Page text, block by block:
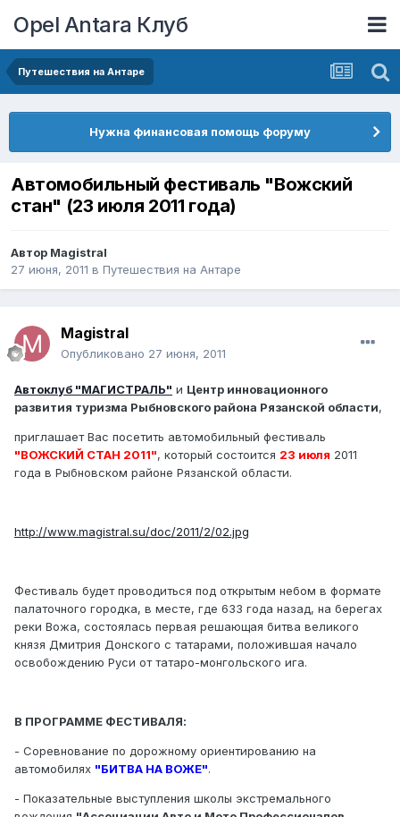
Opel Antara Клуб
Путешествия на Антаре
Нужна финансовая помощь форуму
Автомобильный фестиваль "Вожский
стан" (23 июля 2011 года)
Автор Magistral
27 июня, 2011 в Путешествия на Антаре
Magistral
Опубликовано 27 июня, 2011
Автоклуб "МАГИСТРАЛЬ" и Центр инновационного
развития туризма Рыбновского района Рязанской области,
приглашает Вас посетить автомобильный фестиваль
"ВОЖСКИЙ СТАН 2011", который состоится 23 июля 2011
года в Рыбновском районе Рязанской области.
http://www.magistral.su/doc/2011/2/02.jpg
Фестиваль будет проводиться под открытым небом в формате
палаточного городка, в месте, где 633 года назад, на берегах
реки Вожа, состоялась первая решающая битва великого
князя Дмитрия Донского с татарами, положившая начало
освобождению Руси от татаро-монгольского ига.
В ПРОГРАММЕ ФЕСТИВАЛЯ:
- Соревнование по дорожному ориентированию на
автомобилях "БИТВА НА ВОЖЕ".
- Показательные выступления школы экстремального